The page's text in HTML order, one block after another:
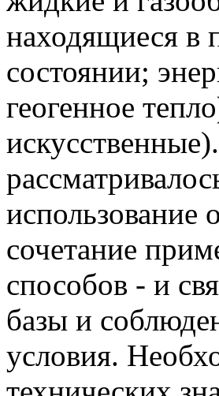
находящиеся в
состоянии;
геогенное
использование
сочетание
способов - и
базы и
условия.